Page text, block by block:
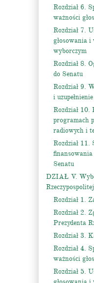
Rozdział 6.
ważności
Rozdział 7.
głosowania
wyborczym
Rozdział 8.
do Senatu
Rozdział 9.
i
Rozdział 10.
programach
radiowych i
Rozdział 11.
Senatu
DZIAŁ V.
Rzeczypospolitej
Rozdział 1.
Rozdział 2.
Prezydenta
Rozdział 3.
Rozdział 4.
ważności
Rozdział 5.